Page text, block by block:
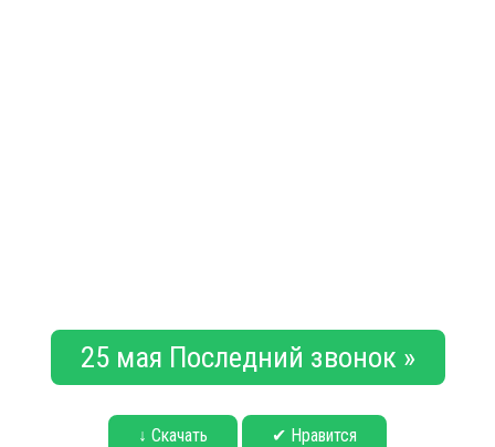
25 мая Последний звонок »
↓ Скачать ✔ Нравится